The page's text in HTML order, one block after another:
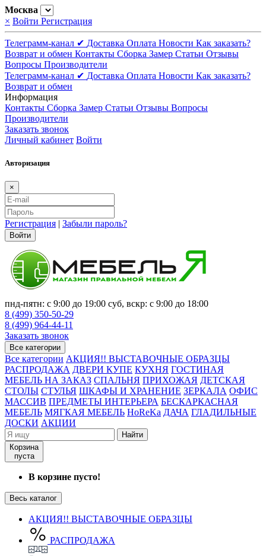
Москва
× Войти Регистрация
Телеграмм-канал ✔ Доставка Оплата Новости Как заказать?
Возврат и обмен Контакты Сборка Замер Статьи Отзывы
Вопросы Производители
Телеграмм-канал ✔ Доставка Оплата Новости Как заказать?
Возврат и обмен
Информация
Контакты Сборка Замер Статьи Отзывы Вопросы
Производители
Заказать звонок
Личный кабинет Войти
Авторизация
×
Регистрация | Забыли пароль?
Войти
пнд-пятн: с 9:00 до 19:00 суб, вскр: с 9:00 до 18:00
8 (499) 350-50-29
8 (499) 964-44-11
Заказать звонок
Все категории
Все категории АКЦИЯ!! ВЫСТАВОЧНЫЕ ОБРАЗЦЫ
РАСПРОДАЖА ДВЕРИ КУПЕ КУХНЯ ГОСТИНАЯ
МЕБЕЛЬ НА ЗАКАЗ СПАЛЬНЯ ПРИХОЖАЯ ДЕТСКАЯ
СТОЛЫ СТУЛЬЯ ШКАФЫ И ХРАНЕНИЕ ЗЕРКАЛА ОФИС
МАССИВ ПРЕДМЕТЫ ИНТЕРЬЕРА БЕСКАРКАСНАЯ
МЕБЕЛЬ МЯГКАЯ МЕБЕЛЬ HoReKa ДАЧА ГЛАДИЛЬНЫЕ
ДОСКИ АКЦИИ
Найти
Корзина
пуста
В корзине пусто!
Весь каталог
АКЦИЯ!! ВЫСТАВОЧНЫЕ ОБРАЗЦЫ
РАСПРОДАЖА